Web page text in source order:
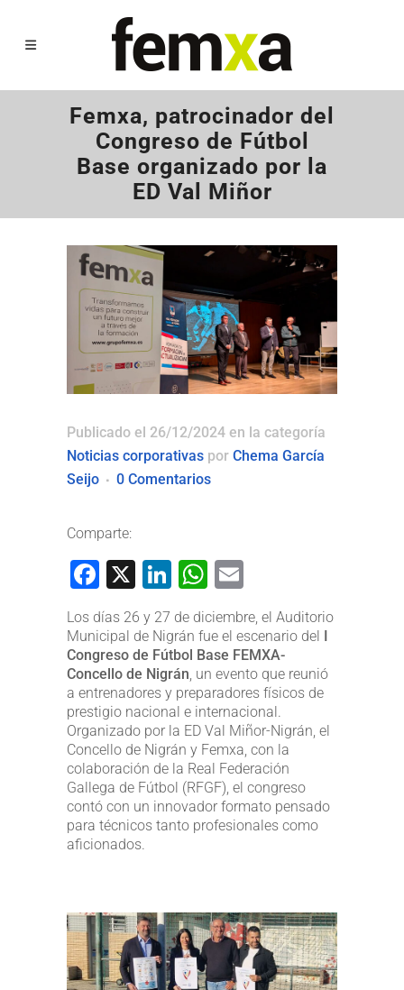
Femxa, patrocinador del
Congreso de Fútbol
Base organizado por la
ED Val Miñor
Publicado el 26/12/2024 en la categoría
Noticias corporativas por Chema García
Seijo
0 Comentarios
Comparte:
Facebook
X LinkedIn
WhatsApp
Los días 26 y 27 de diciembre, el Auditorio
Municipal de Nigrán fue el escenario del I
Congreso de Fútbol Base FEMXA-
Concello de Nigrán, un evento que reunió
a entrenadores y preparadores físicos de
prestigio nacional e internacional.
Organizado por la ED Val Miñor-Nigrán, el
Concello de Nigrán y Femxa, con la
colaboración de la Real Federación
Gallega de Fútbol (RFGF), el congreso
contó con un innovador formato pensado
para técnicos tanto profesionales como
aficionados.